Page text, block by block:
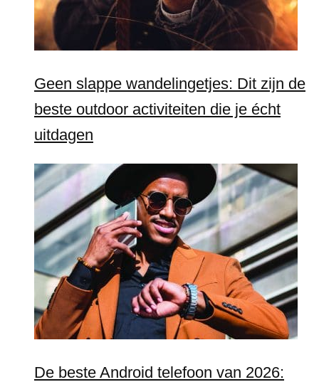
Geen slappe wandelingetjes: Dit zijn de
beste outdoor activiteiten die je écht
uitdagen
De beste Android telefoon van 2026: